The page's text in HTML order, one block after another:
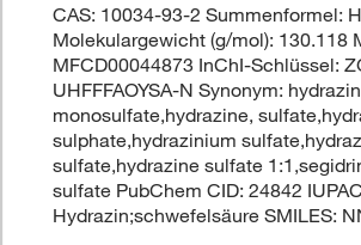
CAS: 10034-93-2 Summenformel:
Molekulargewicht (g/mol): 130.118
MFCD00044873 InChI-Schlüssel:
UHFFFAOYSA-N Synonym:
monosulfate,hydrazine,
sulphate,hydrazinium
sulfate,hydrazine sulfate
sulfate PubChem CID: 24842
Hydrazin;schwefelsäure SMILES: